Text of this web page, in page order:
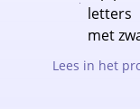
Lees in het